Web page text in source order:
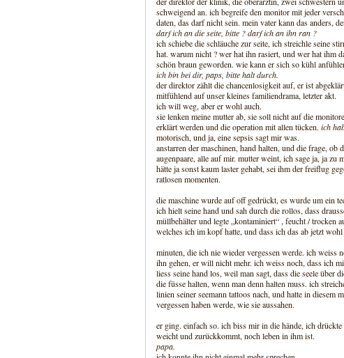
schweigend an. ich begreife den monitor mit jeder
daten, das darf nicht sein. mein vater kann das anders,
darf ich an die seite, bitte ? darf ich an ihn ran ?
ich schiebe die schläuche zur seite, ich streichle seine
hat. warum nicht ? wer hat ihn rasiert, und wer hat ihm
schön braun geworden. wie kann er sich so kühl
ich bin bei dir, paps, bitte halt durch.
der direktor zählt die chancenlosigkeit auf, er ist
mitfühlend auf unser kleines familiendrama, letzter akt.
ich will weg, aber er wohl auch.
sie lenken meine mutter ab, sie soll nicht auf die
erklärt werden und die operation mit allen tücken. ich
motorisch, und ja, eine sepsis sagt mir was.
anstarren der maschinen, hand halten, und die frage, ob
augenpaare, alle auf mir. mutter weint, ich sage ja, ja zu
hätte ja sonst kaum laster gehabt, sei ihm der freiflug
ratlosen momenten.
die maschine wurde auf off gedrückt, es wurde um ein
ich hielt seine hand und sah durch die rollos, dass
müllbehälter und legte „kontaminiert“ , feucht / trocken
welches ich im kopf hatte, und dass ich das ab jetzt
minuten, die ich nie wieder vergessen werde. ich weiss
ihn gehen, er will nicht mehr. ich weiss noch, dass ich
liess seine hand los, weil man sagt, dass die seele über
die füsse halten, wenn man denn halten muss. ich
linien seiner seemann tattoos nach, und hatte in diesem
vergessen haben werde, wie sie aussahen.
er ging. einfach so. ich biss mir in die hände, ich
weicht und zurückkommt, noch leben in ihm ist.
papa.